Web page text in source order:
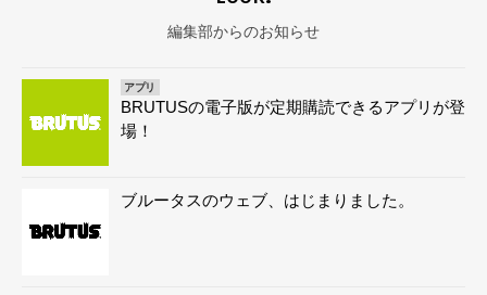
編集部からのお知らせ
アプリ
BRUTUSの電子版が定期購読できるアプリが登
場！
ブルータスのウェブ、はじまりました。